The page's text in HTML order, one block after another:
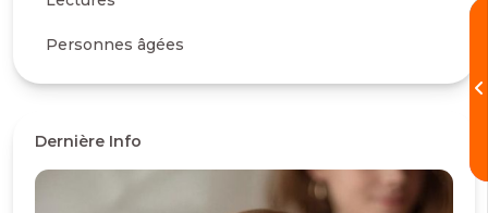
Personnes âgées
Dernière Info